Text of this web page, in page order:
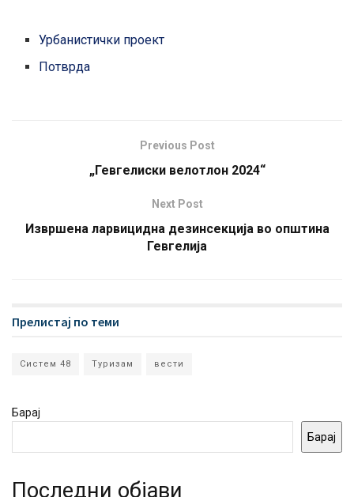
Урбанистички проект
Потврда
Previous Post
„Гевгелиски велотлон 2024“
Next Post
Извршена ларвицидна дезинсекција во општина
Гевгелија
Прелистај по теми
Систем 48 Туризам вести
Барај
Барај
Последни објави